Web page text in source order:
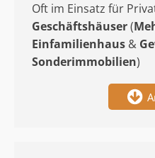
Oft im Einsatz für
Geschäftshäuser(
Einfamilienhaus &
Sonderimmobilien)